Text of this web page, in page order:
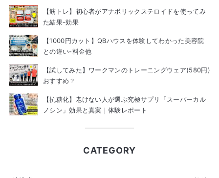
【筋トレ】初心者がアナボリックステロイドを使ってみ
た結果-効果
【1000円カット】QBハウスを体験してわかった美容院
との違い-料金他
【試してみた】ワークマンのトレーニングウェア(580円)
おすすめ？
【抗糖化】老けない人が選ぶ究極サプリ「スーパーカル
ノシン」効果と真実｜体験レポート
CATEGORY